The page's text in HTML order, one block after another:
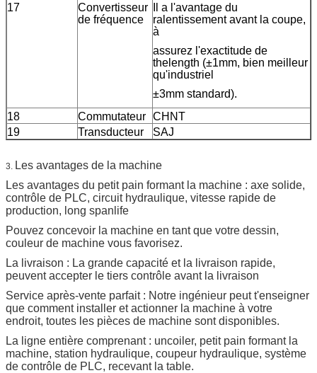
17
Convertisseur
de fréquence
Il a l'avantage du
ralentissement avant la coupe,
à
assurez l'exactitude de
thelength (±1mm, bien meilleur
qu'industriel
±3mm standard).
18
Commutateur CHNT
19
Transducteur SAJ
3. Les avantages de la machine
Les avantages du petit pain formant la machine : axe solide,
contrôle de PLC, circuit hydraulique, vitesse rapide de
production, long spanlife
Pouvez concevoir la machine en tant que votre dessin,
couleur de machine vous favorisez.
La livraison : La grande capacité et la livraison rapide,
peuvent accepter le tiers contrôle avant la livraison
Service après-vente parfait : Notre ingénieur peut t'enseigner
que comment installer et actionner la machine à votre
endroit, toutes les pièces de machine sont disponibles.
La ligne entière comprenant : uncoiler, petit pain formant la
machine, station hydraulique, coupeur hydraulique, système
de contrôle de PLC, recevant la table.